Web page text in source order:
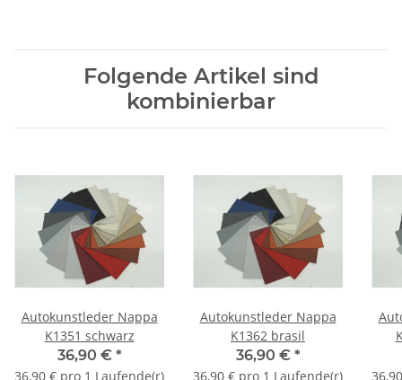
Folgende Artikel sind
kombinierbar
Autokunstleder Nappa
K1351 schwarz
36,90 € *
36,90 € pro 1 Laufende(r)
Autokunstleder Nappa
K1362 brasil
36,90 € *
36,90 € pro 1 Laufende(r)